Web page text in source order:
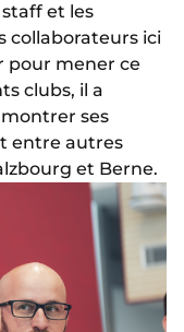
et les
collaborateurs ici
pour mener ce
clubs, il a
ses
entre autres
et Berne.